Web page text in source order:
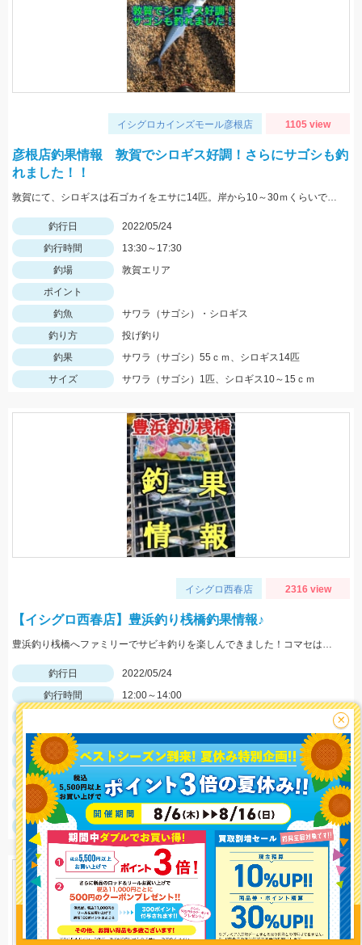
釣り情報を
投稿する
イシグロカインズモール彦根店 1105 view
彦根店釣果情報 敦賀でシロギス好調！さらにサゴシも釣
れました！！
敦賀にて、シロギスは石ゴカイをエサに14匹。岸から10～30ｍくらいでもよく当たる。夕方にサゴシがヒット、ルアーはレンジバイブ55。
釣行日
2022/05/24
釣行時間
13:30～17:30
釣場
敦賀エリア
ポイント
釣魚
サワラ（サゴシ）・シロギス
釣り方
投げ釣り
釣果
サワラ（サゴシ）55ｃｍ、シロギス14匹
サイズ
サワラ（サゴシ）1匹、シロギス10～15ｃｍ
イシグロ西春店 2316 view
【イシグロ西春店】豊浜釣り桟橋釣果情報♪
豊浜釣り桟橋へファミリーでサビキ釣りを楽しんできました！コマセはサビキ三昧、イワシ三昧がオススメです！
釣行日
2022/05/24
釣行時間
12:00～14:00
ポイント
釣魚
アジ・サバ
釣り方
サビキ釣り
釣果
アジ23匹、サバ46匹
サイズ
アジ～10ｃｍ、サバ～10ｃｍ
×